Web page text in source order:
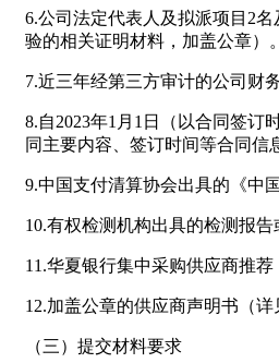
6.公司法定代表人及拟派项目2
验的相关证明材料，加盖公章）。
7.近三年经第三方审计的公司财
8.自2023年1月1日（以合同签
同主要内容、签订时间等合同信
9.中国支付清算协会出具的《中
10.有权检测机构出具的检测报告
11.华夏银行集中采购供应商推
12.加盖公章的供应商声明书（详
（三）提交材料要求